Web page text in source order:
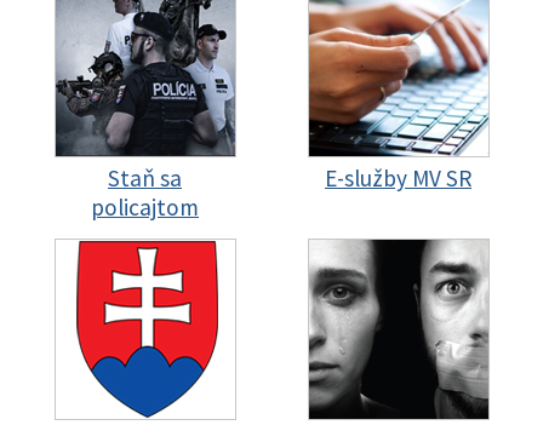
Staň sa
policajtom
E-služby MV SR